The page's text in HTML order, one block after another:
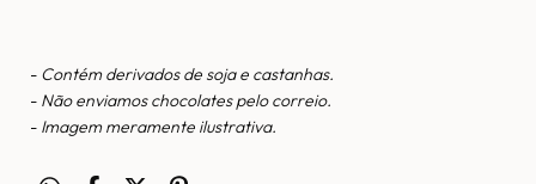
- Contém derivados de soja e castanhas.
- Não enviamos chocolates pelo correio.
- Imagem meramente ilustrativa.